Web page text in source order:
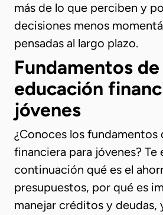
más de lo que perciben y
decisiones menos
pensadas al largo plazo.
Fundamentos de
educación
jóvenes
¿Conoces los fundamentos
financiera para jóvenes? Te
continuación qué es el
presupuestos, por qué es
manejar créditos y